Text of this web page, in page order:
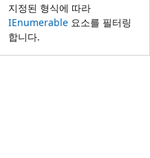
지정된 형식에 따라
IEnumerable 요소를 필터링
합니다.